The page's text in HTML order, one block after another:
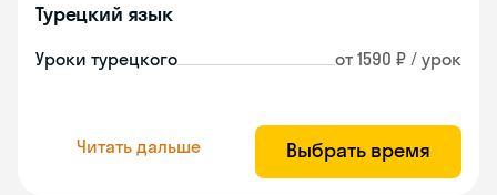
Турецкий язык
Уроки турецкого от 1590 ₽ / урок
Читать дальше Выбрать время